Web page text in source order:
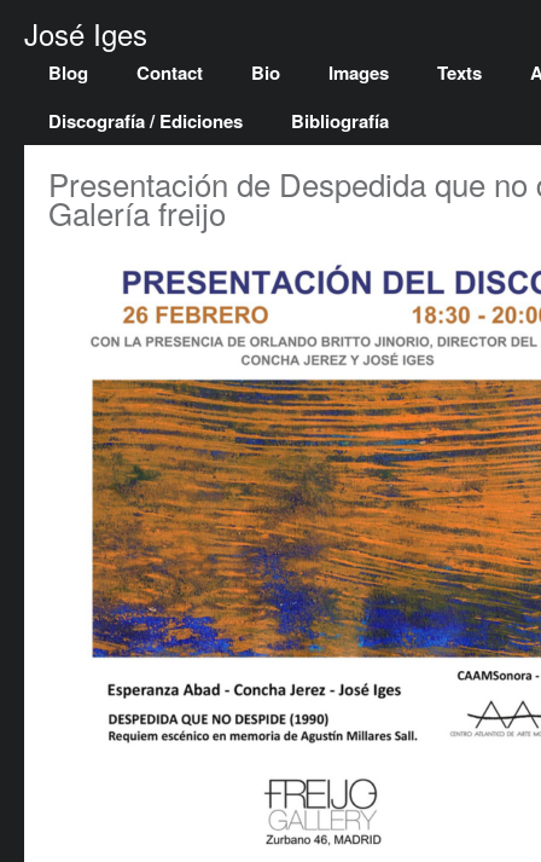
José Iges
Blog Contact Bio Images Texts
Discografía / Ediciones
Bibliografía
Presentación de Despedida que no
Galería freijo